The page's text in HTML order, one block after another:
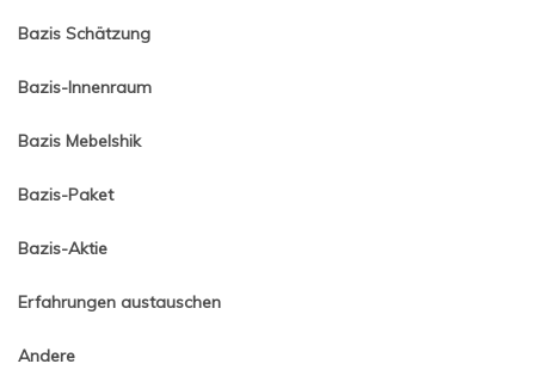
Bazis Schätzung
Bazis-Innenraum
Bazis Mebelshik
Bazis-Paket
Bazis-Aktie
Erfahrungen austauschen
Andere